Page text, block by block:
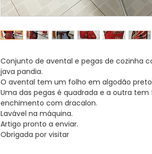
Conjunto de avental e pegas de cozinha
java pandia.
O avental tem um folho em algodão
Uma das pegas é quadrada e a outra
enchimento com dracalon.
Lavável na máquina.
Artigo pronto a enviar.
Obrigada por visitar